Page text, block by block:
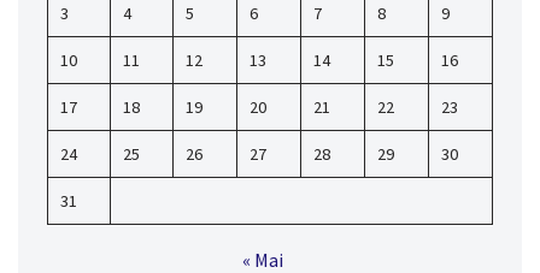
3 4 5 6 7 8 9
10 11 12 13 14 15 16
17 18 19 20 21 22 23
24 25 26 27 28 29 30
31
« Mai